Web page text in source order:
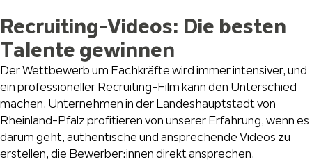
Recruiting-Videos: Die besten
Talente gewinnen
Der Wettbewerb um Fachkräfte wird immer intensiver, und
ein professioneller Recruiting-Film kann den Unterschied
machen. Unternehmen in der Landeshauptstadt von
Rheinland-Pfalz profitieren von unserer Erfahrung, wenn es
darum geht, authentische und ansprechende Videos zu
erstellen, die Bewerber:innen direkt ansprechen.